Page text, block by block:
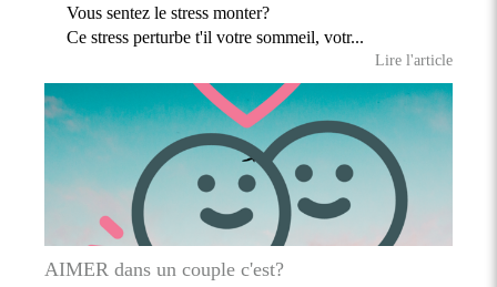
Vous sentez le stress monter?
Ce stress perturbe t'il votre sommeil, votr...
Lire l'article
AIMER dans un couple c'est?